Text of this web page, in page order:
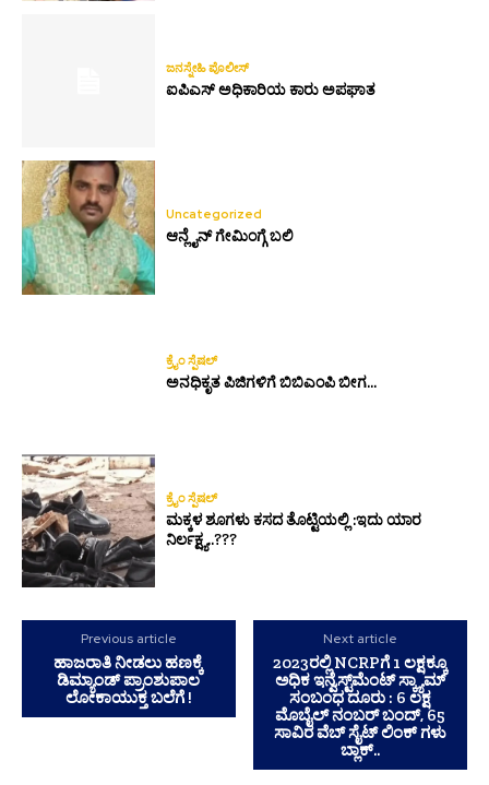
ಜನಸ್ನೇಹಿ ಪೊಲೀಸ್
ಐಪಿಎಸ್ ಅಧಿಕಾರಿಯ ಕಾರು ಅಪಘಾತ
Uncategorized
ಆನ್ಲೈನ್ ಗೇಮಿಂಗ್ಗೆ ಬಲಿ
ಕ್ರೈಂ ಸ್ಪೆಷಲ್
ಅನಧಿಕೃತ ಪಿಜಿಗಳಿಗೆ ಬಿಬಿಎಂಪಿ ಬೀಗ…
ಕ್ರೈಂ ಸ್ಪೆಷಲ್
ಮಕ್ಕಳ ಶೂಗಳು ಕಸದ ತೊಟ್ಟಿಯಲ್ಲಿ :ಇದು ಯಾರ
ನಿರ್ಲಕ್ಷ್ಯ..???
Previous article
ಹಾಜರಾತಿ ನೀಡಲು ಹಣಕ್ಕೆ
ಡಿಮ್ಯಾಂಡ್ ಪ್ರಾಂಶುಪಾಲ
ಲೋಕಾಯುಕ್ತ ಬಲೆಗೆ !
Next article
2023ರಲ್ಲಿ NCRPಗೆ 1 ಲಕ್ಷಕ್ಕೂ
ಅಧಿಕ ಇನ್ವೆಸ್ಟ್‌ಮೆಂಟ್ ಸ್ಕ್ಯಾಮ್
ಸಂಬಂಧ ದೂರು : 6 ಲಕ್ಷ
ಮೊಬೈಲ್‌ ನಂಬರ್ ಬಂದ್, 65
ಸಾವಿರ ವೆಬ್ ಸೈಟ್ ಲಿಂಕ್ ಗಳು
ಬ್ಲಾಕ್..